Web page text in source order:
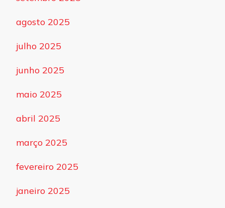
agosto 2025
julho 2025
junho 2025
maio 2025
abril 2025
março 2025
fevereiro 2025
janeiro 2025